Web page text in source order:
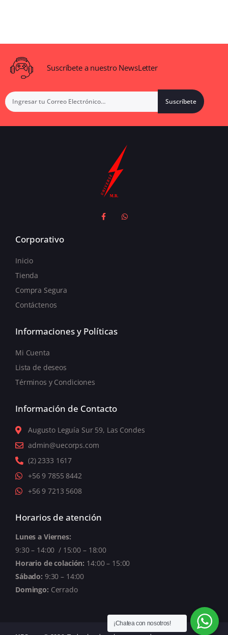
Suscríbete a nuestro NewsLetter
Suscríbete
Corporativo
Inicio
Tienda
Compra Segura
Contáctenos
Informaciones y Políticas
Mi Cuenta
Lista de deseos
Términos y Condiciones
Información de Contacto
Augusto Leguía Sur 59, Las Condes
admin@uecorps.com
(2) 2333 1617
+56 9 7855 8442
+56 9 7213 5608
Horarios de atención
Lunes a Viernes:
9:30 – 14:00 / 15:00 – 18:00
Horario de colación: 14:00 – 15:00
Sábado: 9:30 – 14:00
Domingo: Cerrado
¡Chatea con nosotros!